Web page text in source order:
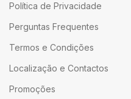
Política de Privacidade
Perguntas Frequentes
Termos e Condições
Localização e Contactos
Promoções